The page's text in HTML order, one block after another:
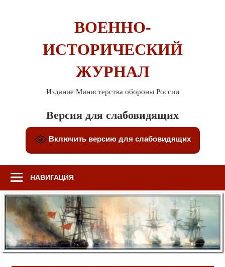
ВОЕННО-
ИСТОРИЧЕСКИЙ
ЖУРНАЛ
Издание Министерства обороны России
Версия для слабовидящих
Включить версию для слабовидящих
НАВИГАЦИЯ